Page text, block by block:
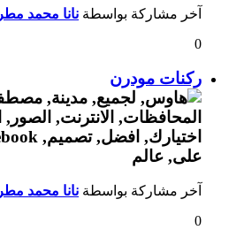
آخر مشاركة بواسطة نانا محمد مطر
0
ركنات مودرن
آخر مشاركة بواسطة نانا محمد مطر
0